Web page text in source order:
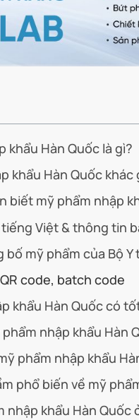
khẩu Hàn Quốc là gì?
khẩu Hàn Quốc khác
biết mỹ phẩm nhập
Việt & thông tin
bố mỹ phẩm của Bộ Y
code, batch code
khẩu Hàn Quốc có
nhập khẩu Hàn
phẩm nhập khẩu
phổ biến về mỹ
nhập khẩu Hàn Quốc